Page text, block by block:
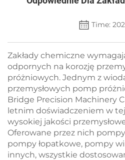
Time:
Zakłady chemiczne
odpornych na korozję
próżniowych. Jednym z
przemysłowych pomp
Bridge Precision Machinery
letnim doświadczeniem w
wysokiej jakości
Oferowane przez nich
pompy łopatkowe, pompy
innych, wszystkie